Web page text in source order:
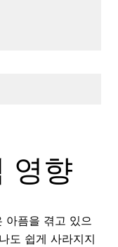
영향
아픔을 겪고 있으
도 쉽게 사라지지